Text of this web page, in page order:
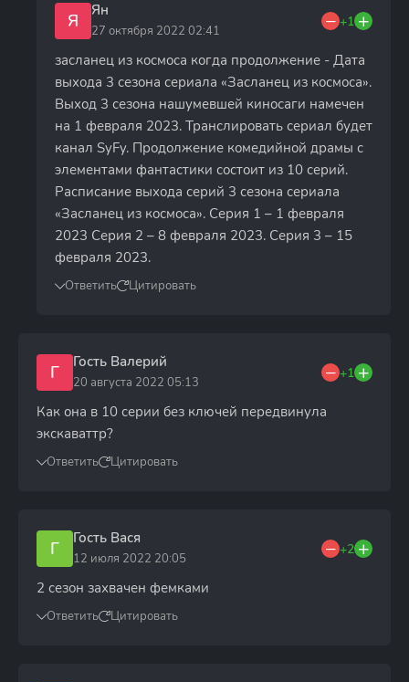
Я Ян
27 октября 2022 02:41
+1
засланец из космоса когда продолжение - Дата
выхода 3 сезона сериала «Засланец из космоса».
Выход 3 сезона нашумевшей киносаги намечен
на 1 февраля 2023. Транслировать сериал будет
канал SyFy. Продолжение комедийной драмы с
элементами фантастики состоит из 10 серий.
Расписание выхода серий 3 сезона сериала
«Засланец из космоса». Серия 1 – 1 февраля
2023 Серия 2 – 8 февраля 2023. Серия 3 – 15
февраля 2023.
Ответить Цитировать
Г Гость Валерий
20 августа 2022 05:13
+1
Как она в 10 серии без ключей передвинула
экскаваттр?
Ответить Цитировать
Г Гость Вася
12 июля 2022 20:05
+2
2 сезон захвачен фемками
Ответить Цитировать